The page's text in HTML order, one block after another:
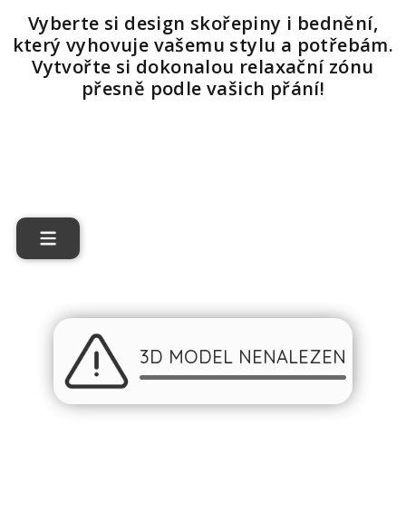
Vyberte si design skořepiny i bednění,
který vyhovuje vašemu stylu a potřebám.
Vytvořte si dokonalou relaxační zónu
přesně podle vašich přání!